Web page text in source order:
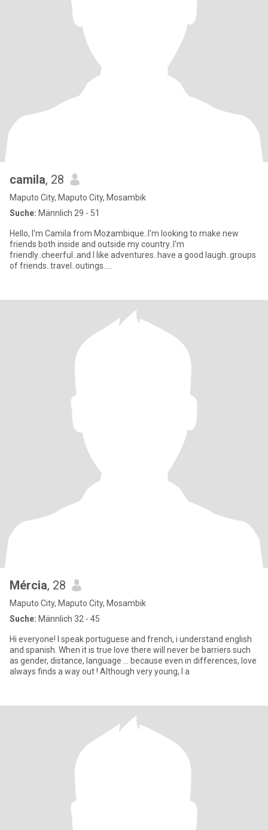
camila, 28
Maputo City, Maputo City, Mosambik
Suche: Männlich 29 - 51
Hello, I'm Camila from Mozambique..I'm looking to make new
friends both inside and outside my country..I'm
friendly..cheerful..and I like adventures..have a good laugh..groups
of friends..travel..outings..
Mércia, 28
Maputo City, Maputo City, Mosambik
Suche: Männlich 32 - 45
Hi everyone! I speak portuguese and french, i understand english
and spanish. When it is true love there will never be barriers such
as gender, distance, language ... because even in differences, love
always finds a way out ! Although very young, I a